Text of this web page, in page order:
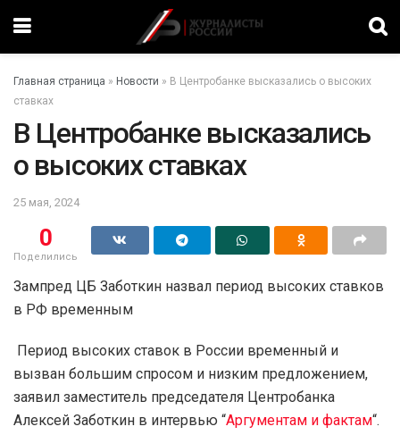
Главная страница » Новости » В Центробанке высказались о высоких
ставках
В Центробанке высказались
о высоких ставках
25 мая, 2024
0
Поделились
Зампред ЦБ Заботкин назвал период высоких ставков
в РФ временным
Период высоких ставок в России временный и
вызван большим спросом и низким предложением,
заявил заместитель председателя Центробанка
Алексей Заботкин в интервью “Аргументам и фактам“.